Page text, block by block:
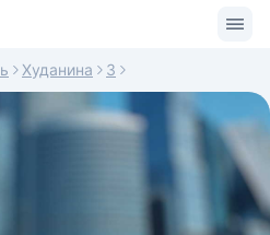
Худанина 3